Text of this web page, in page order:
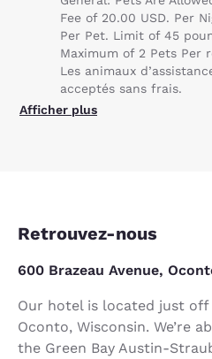
Fee of 20.00 USD. Per
Per Pet. Limit of 45
Maximum of 2 Pets Per
Les animaux
acceptés sans frais.
Afficher plus
Retrouvez-nous
600 Brazeau Avenue,
Our hotel is located just off
Oconto, Wisconsin. We’re
the Green Bay Austin-